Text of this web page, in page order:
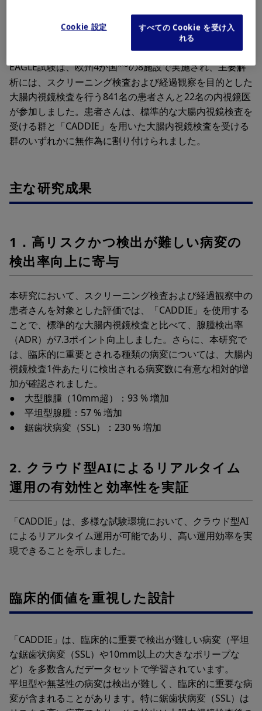
EAGLE試験の概要
EAGLE試験は、欧州4か国※8の8施設で実施され、主要解
析には、スクリーニング検査および経過観察を目的とした
大腸内視鏡検査を行う841名の患者さんと22名の内視鏡医
が参加しました。患者さんは、標準的な大腸内視鏡検査を
受ける群と「CADDIE」を用いた大腸内視鏡検査を受ける
群のいずれかに無作為に割り付けられました。
主な研究成果
1．高リスクかつ検出が難しい病変の
検出率向上に寄与
本研究において、スクリーニング検査および経過観察中の
患者さんを対象とした評価では、「CADDIE」を使用する
ことで、標準的な大腸内視鏡検査と比べて、腺腫検出率
（ADR）が7.3ポイント向上しました。さらに、本研究で
は、臨床的に重要とされる種類の病変については、大腸内
視鏡検査1件あたりに検出される病変数に有意な相対的増
加が確認されました。
● 大型腺腫（10mm超）：93 % 増加
● 平坦型腺腫：57 % 増加
● 鋸歯状病変（SSL）：230 % 増加
2. クラウド型AIによるリアルタイム
運用の有効性と効率性を実証
「CADDIE」は、多様な試験環境において、クラウド型AI
によるリアルタイム運用が可能であり、高い運用効率を実
現できることを示しました。
臨床的価値を重視した設計
「CADDIE」は、臨床的に重要で検出が難しい病変（平坦
な鋸歯状病変（SSL）や10mm以上の大きなポリープな
ど）を多数含んだデータセットで学習されています。
平坦型や無茎性の病変は検出が難しく、臨床的に重要な病
変が含まれることがあります。特に鋸歯状病変（SSL）は
Cookie 設定
すべての Cookie を受け入
れる